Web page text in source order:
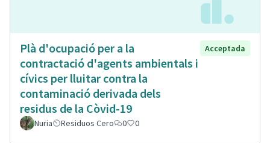
Plà d'ocupació per a la
contractació d'agents ambientals i
cívics per lluitar contra la
contaminació derivada dels
residus de la Còvid-19
Acceptada
Nuria Residuos Cero 0 0